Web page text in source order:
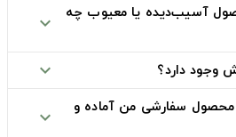
آسیب‌دیده یا معیوب چه
expand_more
وجود دارد؟ expand_more
سفارشی من آماده و
expand_more